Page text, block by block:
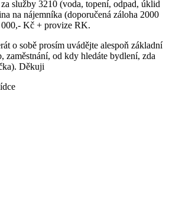
služby 3210 (voda, topení, odpad, úklid
na nájemníka (doporučená záloha 2000
Kč + provize RK.
o sobě prosím uvádějte alespoň základní
zaměstnání, od kdy hledáte bydlení, zda
Děkuji